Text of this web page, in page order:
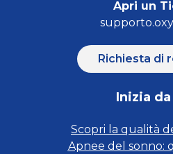
Apri un
Richiesta di
Inizia
Scopri la qualità
Apnee del sonno: